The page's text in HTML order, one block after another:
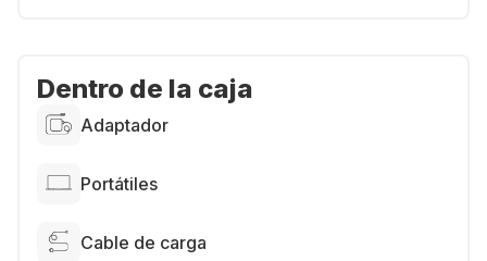
Dentro de la caja
Adaptador
Portátiles
Cable de carga